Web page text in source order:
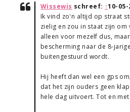
Wissewis schreef: ↑10-05-
Ik vind zo'n altijd op straat
zielig en zou in staat zijn
alleen voor mezelf dus,
bescherming naar de 8-
buitengestuurd wordt.
Hij heeft dan wel een gps
dat het zijn ouders geen
hele dag uitvoert. Tot en